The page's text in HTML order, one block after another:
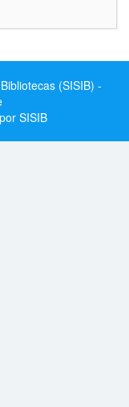
(SISIB) -
SISIB